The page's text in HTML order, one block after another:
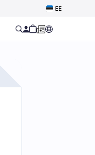
EE
Select Language